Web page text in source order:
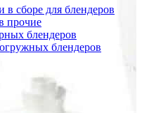
в сборе для блендеров
прочие
блендеров
блендеров